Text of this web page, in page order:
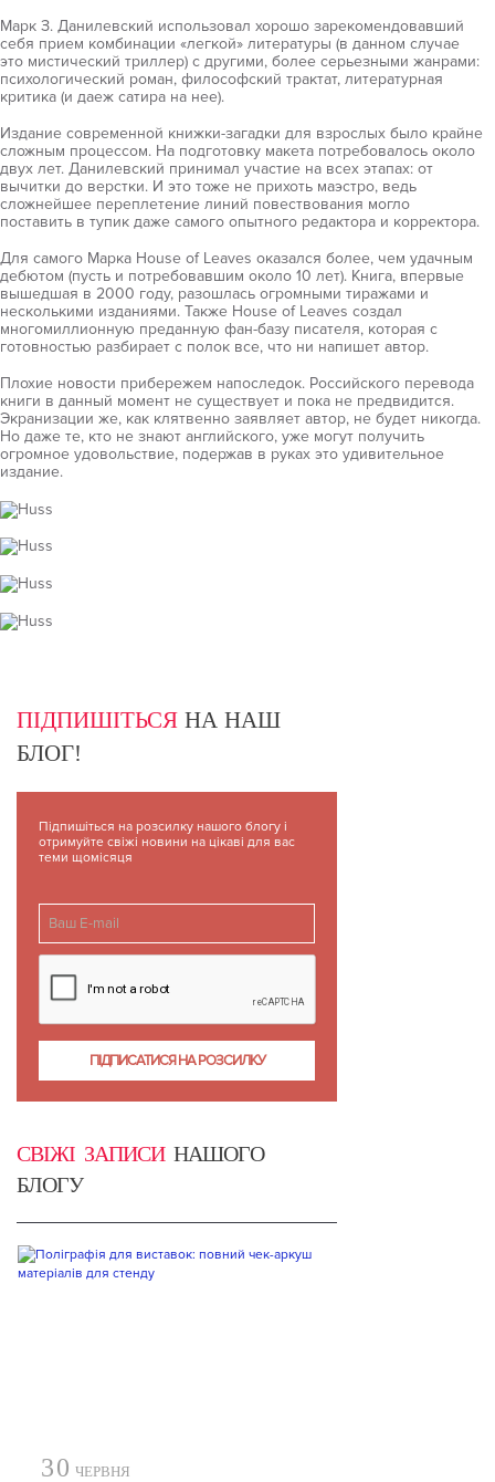
Марк З. Данилевский использовал хорошо зарекомендовавший
себя прием комбинации «легкой» литературы (в данном случае
это мистический триллер) с другими, более серьезными жанрами:
психологический роман, философский трактат, литературная
критика (и даеж сатира на нее).
Издание современной книжки-загадки для взрослых было крайне
сложным процессом. На подготовку макета потребовалось около
двух лет. Данилевский принимал участие на всех этапах: от
вычитки до верстки. И это тоже не прихоть маэстро, ведь
сложнейшее переплетение линий повествования могло
поставить в тупик даже самого опытного редактора и корректора.
Для самого Марка House of Leaves оказался более, чем удачным
дебютом (пусть и потребовавшим около 10 лет). Книга, впервые
вышедшая в 2000 году, разошлась огромными тиражами и
несколькими изданиями. Также House of Leaves создал
многомиллионную преданную фан-базу писателя, которая с
готовностью разбирает с полок все, что ни напишет автор.
Плохие новости прибережем напоследок. Российского перевода
книги в данный момент не существует и пока не предвидится.
Экранизации же, как клятвенно заявляет автор, не будет никогда.
Но даже те, кто не знают английского, уже могут получить
огромное удовольствие, подержав в руках это удивительное
издание.
ПІДПИШІТЬСЯ НА НАШ
БЛОГ!
Підпишіться на розсилку нашого блогу і
отримуйте свіжі новини на цікаві для вас
теми щомісяця
СВІЖІ ЗАПИСИНАШОГО
БЛОГУ
30 ЧЕРВНЯ